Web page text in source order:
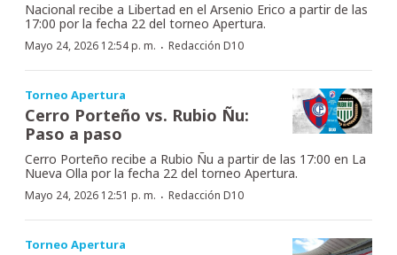
Nacional recibe a Libertad en el Arsenio Erico a partir de las
17:00 por la fecha 22 del torneo Apertura.
Mayo 24, 2026 12:54 p. m. · Redacción D10
Torneo Apertura
Cerro Porteño vs. Rubio Ñu:
Paso a paso
Cerro Porteño recibe a Rubio Ñu a partir de las 17:00 en La
Nueva Olla por la fecha 22 del torneo Apertura.
Mayo 24, 2026 12:51 p. m. · Redacción D10
Torneo Apertura